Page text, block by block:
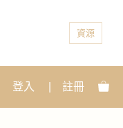
資源
登入 註冊